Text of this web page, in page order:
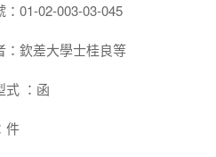
：01-02-003-03-045
：欽差大學士桂良等
式 ：函
件